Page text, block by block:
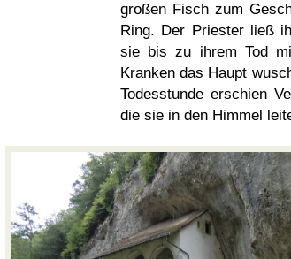
großen Fisch zum
Ring. Der Priester ließ
sie bis zu ihrem Tod
Kranken das Haupt
Todesstunde erschien
die sie in den Himmel